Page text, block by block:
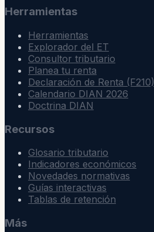
Herramientas
Herramientas
Explorador del ET
Consultor tributario
Planea tu renta
Declaración de Renta (F210)
Calendario DIAN 2026
Doctrina DIAN
Recursos
Glosario tributario
Indicadores económicos
Novedades normativas
Guías interactivas
Tablas de retención
Más